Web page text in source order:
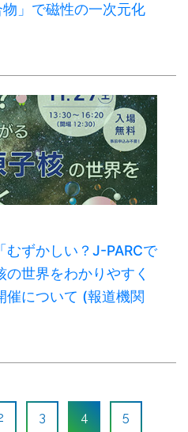
」で磁性の一次元化
ずかしい？J-PARCで
世界をわかりやすく
催について (報道機関
3 4 5